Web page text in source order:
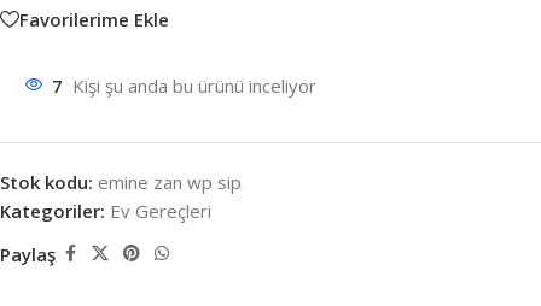
Favorilerime Ekle
7 Kişi şu anda bu ürünü inceliyor
Stok kodu: emine zan wp sip
Kategoriler: Ev Gereçleri
Paylaş